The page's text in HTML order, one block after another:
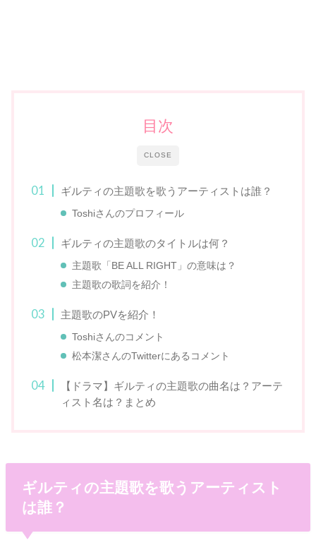
CLOSE
目次
ギルティの主題歌を歌うアーティストは誰？
Toshiさんのプロフィール
ギルティの主題歌のタイトルは何？
主題歌「BE ALL RIGHT」の意味は？
主題歌の歌詞を紹介！
主題歌のPVを紹介！
Toshiさんのコメント
松本潔さんのTwitterにあるコメント
​【ドラマ】ギルティの主題歌の曲名は？アーテ
ィスト名は？まとめ
ギルティの主題歌を歌うアーティスト
は誰？